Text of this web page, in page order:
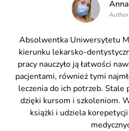
Author
Absolwentka Uniwersytetu
kierunku lekarsko-
pracy nauczyło ją łatwości
pacjentami, również tymi
leczenia do ich potrzeb. Stale
dzięki kursom i szkoleniom.
książki i udziela